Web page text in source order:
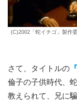
(C)2002「蛇イチゴ」製作
さて、タイトルの
倫子の子供時代、
教えられて、兄に